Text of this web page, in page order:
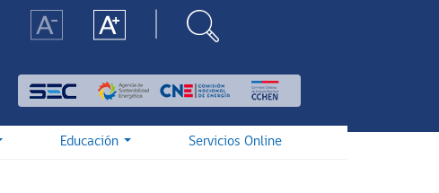
Educación Servicios Online